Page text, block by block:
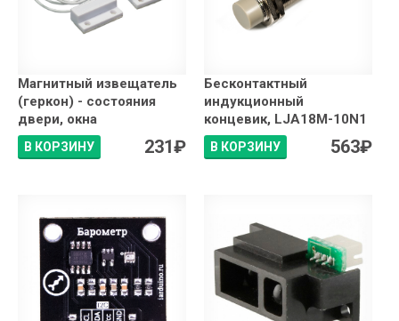
Магнитный извещатель
(геркон) - состояния
двери, окна
В КОРЗИНУ 231₽
Бесконтактный
индукционный
концевик, LJA18M-10N1
В КОРЗИНУ 563₽